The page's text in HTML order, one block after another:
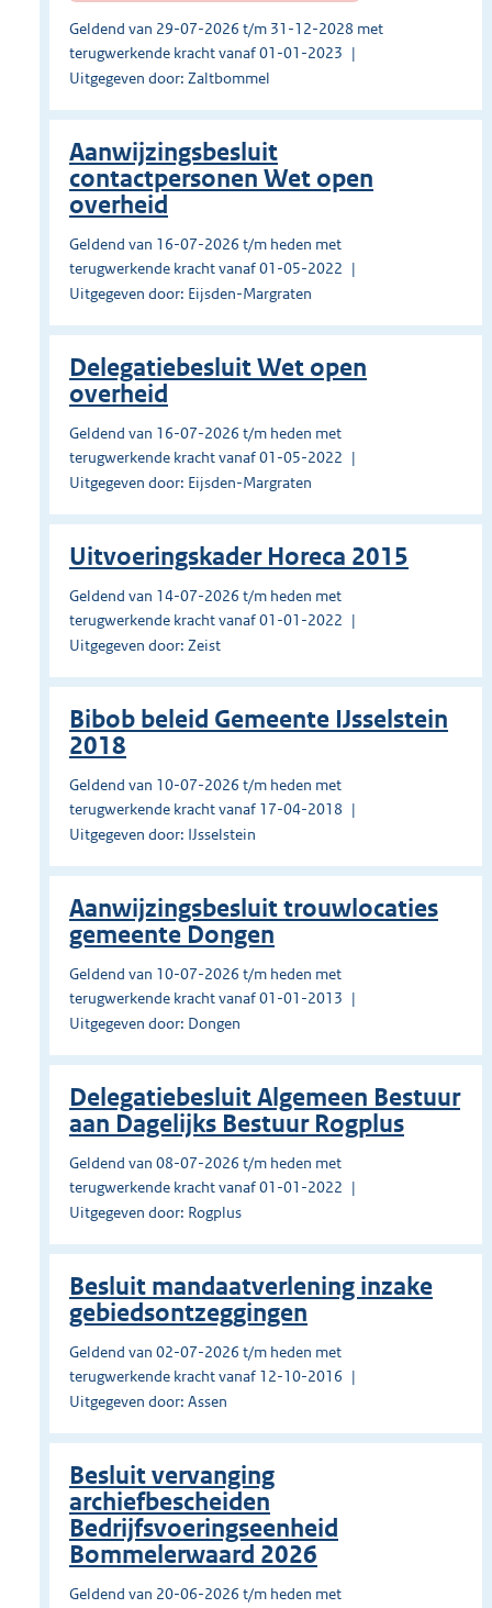
Geldend van 29-07-2026 t/m 31-12-2028 met
terugwerkende kracht vanaf 01-01-2023
Uitgegeven door: Zaltbommel
Aanwijzingsbesluit
contactpersonen Wet open
overheid
Geldend van 16-07-2026 t/m heden met
terugwerkende kracht vanaf 01-05-2022
Uitgegeven door: Eijsden-Margraten
Delegatiebesluit Wet open
overheid
Geldend van 16-07-2026 t/m heden met
terugwerkende kracht vanaf 01-05-2022
Uitgegeven door: Eijsden-Margraten
Uitvoeringskader Horeca 2015
Geldend van 14-07-2026 t/m heden met
terugwerkende kracht vanaf 01-01-2022
Uitgegeven door: Zeist
Bibob beleid Gemeente IJsselstein
2018
Geldend van 10-07-2026 t/m heden met
terugwerkende kracht vanaf 17-04-2018
Uitgegeven door: IJsselstein
Aanwijzingsbesluit trouwlocaties
gemeente Dongen
Geldend van 10-07-2026 t/m heden met
terugwerkende kracht vanaf 01-01-2013
Uitgegeven door: Dongen
Delegatiebesluit Algemeen Bestuur
aan Dagelijks Bestuur Rogplus
Geldend van 08-07-2026 t/m heden met
terugwerkende kracht vanaf 01-01-2022
Uitgegeven door: Rogplus
Besluit mandaatverlening inzake
gebiedsontzeggingen
Geldend van 02-07-2026 t/m heden met
terugwerkende kracht vanaf 12-10-2016
Uitgegeven door: Assen
Besluit vervanging
archiefbescheiden
Bedrijfsvoeringseenheid
Bommelerwaard 2026
Geldend van 20-06-2026 t/m heden met